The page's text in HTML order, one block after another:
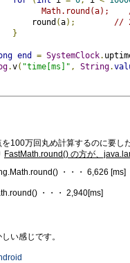
Math.round(a);
(a);
//
}
end = SystemClock.
.v( "time[ms]" , String.
100万回丸め計算するのに要し
FastMath.round() の方が、
・・・ 6,626 [ms]
・・・ 2,940[ms]
い感じです。